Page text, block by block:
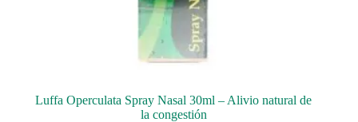
Luffa Operculata Spray Nasal 30ml – Alivio natural de
la congestión